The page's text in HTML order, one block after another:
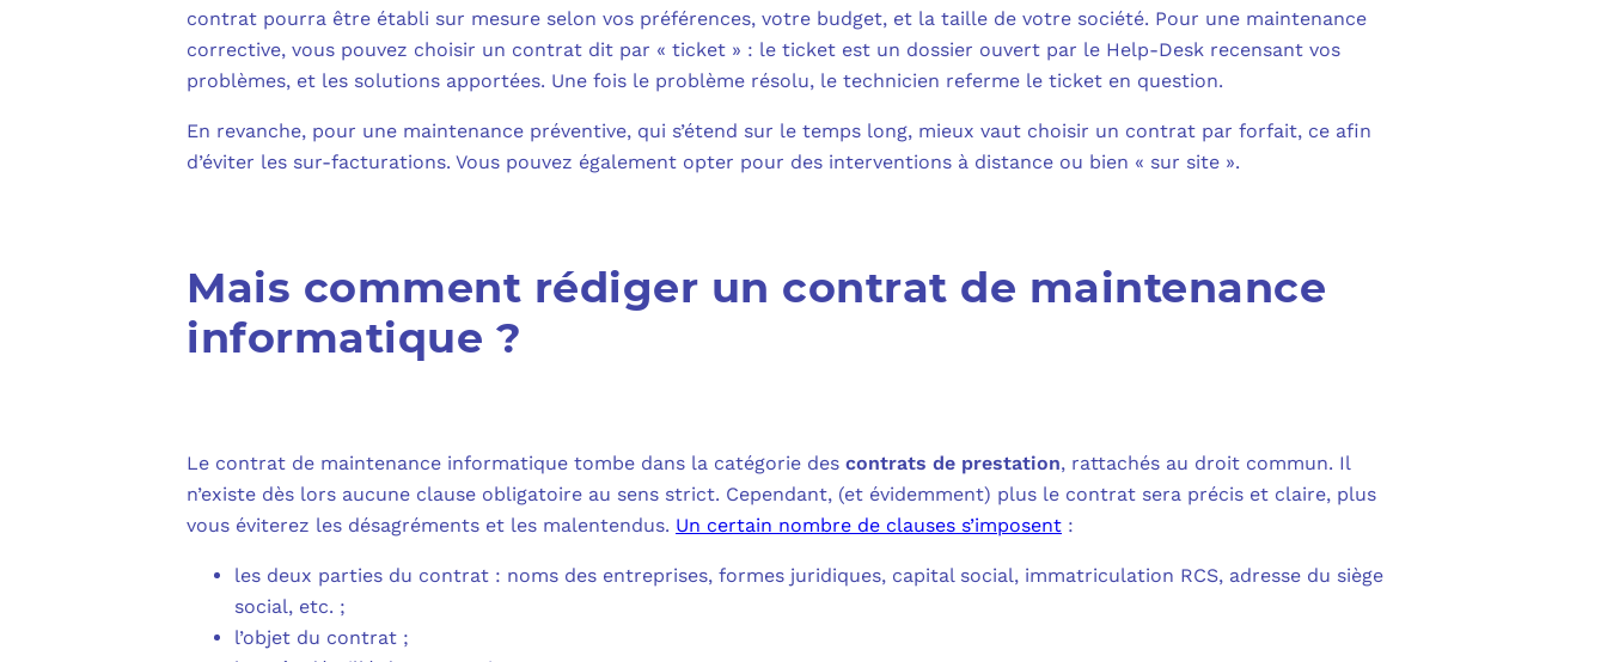
contrat pourra être établi sur mesure selon vos préférences, votre budget, et la taille de votre société. Pour une maintenance
corrective, vous pouvez choisir un contrat dit par « ticket » : le ticket est un dossier ouvert par le Help-Desk recensant vos
problèmes, et les solutions apportées. Une fois le problème résolu, le technicien referme le ticket en question.
En revanche, pour une maintenance préventive, qui s’étend sur le temps long, mieux vaut choisir un contrat par forfait, ce afin
d’éviter les sur-facturations. Vous pouvez également opter pour des interventions à distance ou bien « sur site ».
Mais comment rédiger un contrat de maintenance
informatique ?
Le contrat de maintenance informatique tombe dans la catégorie des contrats de prestation, rattachés au droit commun. Il
n’existe dès lors aucune clause obligatoire au sens strict. Cependant, (et évidemment) plus le contrat sera précis et claire, plus
vous éviterez les désagréments et les malentendus. Un certain nombre de clauses s’imposent :
les deux parties du contrat : noms des entreprises, formes juridiques, capital social, immatriculation RCS, adresse du siège
social, etc. ;
l’objet du contrat ;